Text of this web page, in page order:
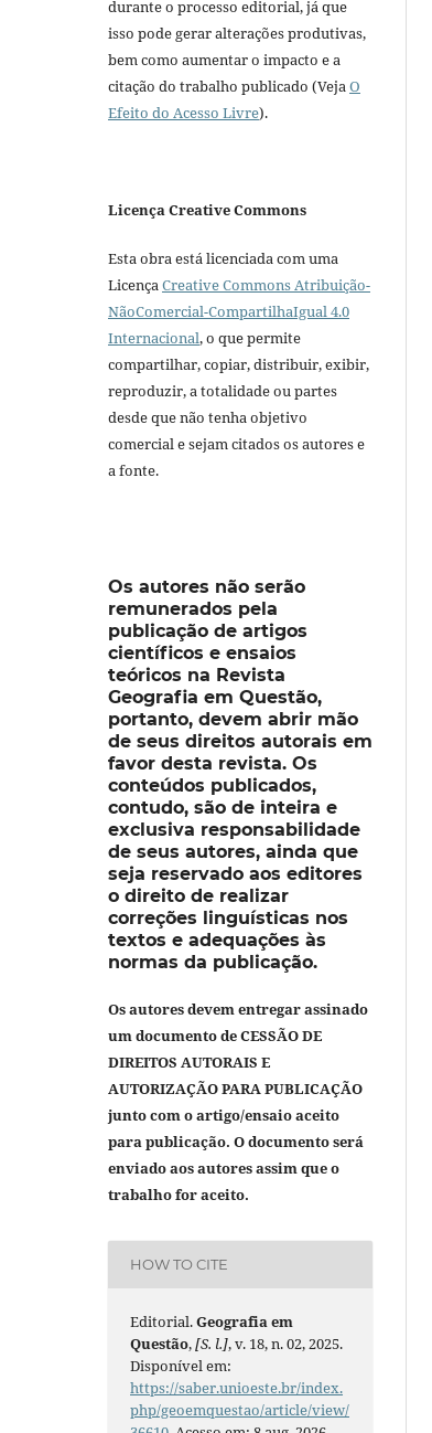
durante o processo editorial, já que
isso pode gerar alterações produtivas,
bem como aumentar o impacto e a
citação do trabalho publicado (Veja O
Efeito do Acesso Livre).
Licença Creative Commons
Esta obra está licenciada com uma
Licença Creative Commons Atribuição-
NãoComercial-CompartilhaIgual 4.0
Internacional, o que permite
compartilhar, copiar, distribuir, exibir,
reproduzir, a totalidade ou partes
desde que não tenha objetivo
comercial e sejam citados os autores e
a fonte.
Os autores não serão
remunerados pela
publicação de artigos
científicos e ensaios
teóricos na Revista
Geografia em Questão,
portanto, devem abrir mão
de seus direitos autorais em
favor desta revista. Os
conteúdos publicados,
contudo, são de inteira e
exclusiva responsabilidade
de seus autores, ainda que
seja reservado aos editores
o direito de realizar
correções linguísticas nos
textos e adequações às
normas da publicação.
Os autores devem entregar assinado
um documento deCESSÃO DE
DIREITOS AUTORAIS E
AUTORIZAÇÃO PARA PUBLICAÇÃO
junto com o artigo/ensaio aceito
para publicação. O documento será
enviado aos autores assim que o
trabalho for aceito.
HOW TO CITE
Editorial.Geografia em
Questão,[S. l.], v. 18, n. 02, 2025.
Disponível em:
https://saber.unioeste.br/index.
php/geoemquestao/article/view/